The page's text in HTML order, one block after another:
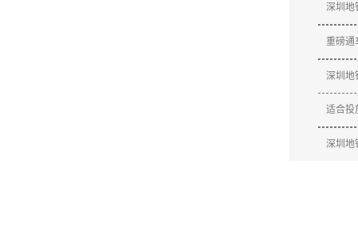
深圳地
重磅通
深圳地
适合投
深圳地